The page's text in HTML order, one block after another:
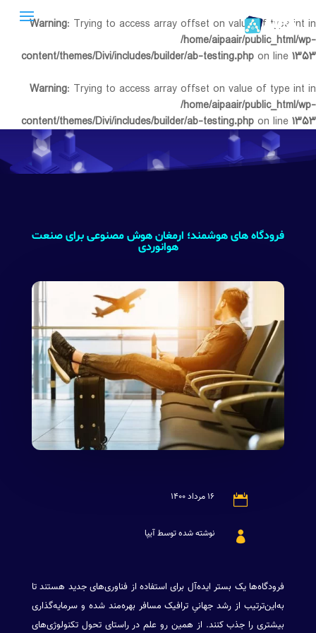
Warning: Trying to access array offset on value of type int in
/home/aipaair/public_html/wp-
content/themes/Divi/includes/builder/ab-testing.php on line ۱۳۵۳
Warning: Trying to access array offset on value of type int in
/home/aipaair/public_html/wp-
content/themes/Divi/includes/builder/ab-testing.php on line ۱۳۵۳
فرودگاه های هوشمند؛ ارمغان هوش مصنوعی برای صنعت
هوانوردی
 ۱۶ مرداد ۱۴۰۰
 نوشته شده توسط آیپا
فرودگاه‌ها یک بستر ایده‌آل برای استفاده از فناوری‌های جدید هستند تا
به‌این‌ترتیب از رشد جهانیِ ترافیک مسافر بهره‌مند شده و سرمایه‌گذاری
بیشتری را جذب کنند. از همین رو علم در راستای تحول تکنولوژی‌های